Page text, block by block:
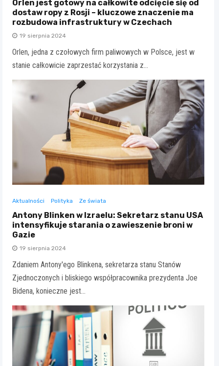
Orlen jest gotowy na całkowite odcięcie się od
dostaw ropy z Rosji – kluczowe znaczenie ma
rozbudowa infrastruktury w Czechach
19 sierpnia 2024
Orlen, jedna z czołowych firm paliwowych w Polsce, jest w
stanie całkowicie zaprzestać korzystania z…
Aktualności Polityka Ze świata
Antony Blinken w Izraelu: Sekretarz stanu USA
intensyfikuje starania o zawieszenie broni w
Gazie
19 sierpnia 2024
Zdaniem Antony'ego Blinkena, sekretarza stanu Stanów
Zjednoczonych i bliskiego współpracownika prezydenta Joe
Bidena, konieczne jest…